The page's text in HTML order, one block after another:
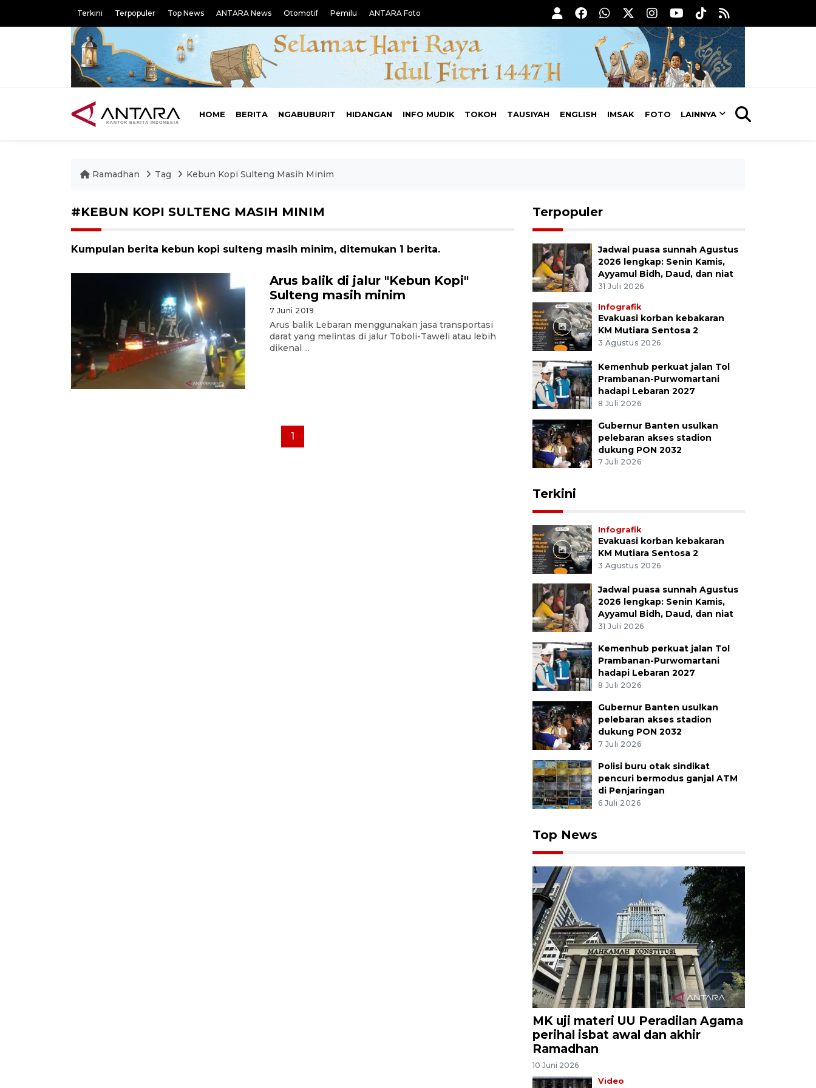
Terkini Terpopuler Top News ANTARA News Otomotif Pemilu ANTARA Foto
HOME BERITA NGABUBURIT HIDANGAN INFO MUDIK TOKOH TAUSIYAH ENGLISH IMSAK FOTO LAINNYA
Ramadhan Tag Kebun Kopi Sulteng Masih Minim
#KEBUN KOPI SULTENG MASIH MINIM
Kumpulan berita kebun kopi sulteng masih minim, ditemukan 1 berita.
Arus balik di jalur "Kebun Kopi"
Sulteng masih minim
7 Juni 2019
Arus balik Lebaran menggunakan jasa transportasi
darat yang melintas di jalur Toboli-Taweli atau lebih
dikenal ...
1
Terpopuler
Jadwal puasa sunnah Agustus
2026 lengkap: Senin Kamis,
Ayyamul Bidh, Daud, dan niat
31 Juli 2026
Infografik
Evakuasi korban kebakaran
KM Mutiara Sentosa 2
3 Agustus 2026
Kemenhub perkuat jalan Tol
Prambanan-Purwomartani
hadapi Lebaran 2027
8 Juli 2026
Gubernur Banten usulkan
pelebaran akses stadion
dukung PON 2032
7 Juli 2026
Terkini
Infografik
Evakuasi korban kebakaran
KM Mutiara Sentosa 2
3 Agustus 2026
Jadwal puasa sunnah Agustus
2026 lengkap: Senin Kamis,
Ayyamul Bidh, Daud, dan niat
31 Juli 2026
Kemenhub perkuat jalan Tol
Prambanan-Purwomartani
hadapi Lebaran 2027
8 Juli 2026
Gubernur Banten usulkan
pelebaran akses stadion
dukung PON 2032
7 Juli 2026
Polisi buru otak sindikat
pencuri bermodus ganjal ATM
di Penjaringan
6 Juli 2026
Top News
MK uji materi UU Peradilan Agama
perihal isbat awal dan akhir
Ramadhan
10 Juni 2026
Video